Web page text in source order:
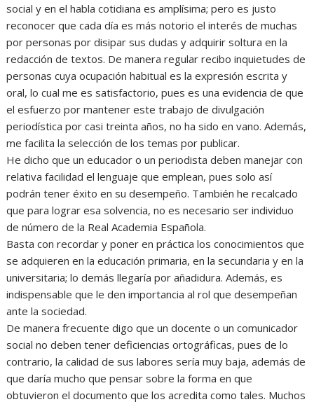
social y en el habla cotidiana es amplísima; pero es justo
reconocer que cada día es más notorio el interés de muchas
por personas por disipar sus dudas y adquirir soltura en la
redacción de textos. De manera regular recibo inquietudes de
personas cuya ocupación habitual es la expresión escrita y
oral, lo cual me es satisfactorio, pues es una evidencia de que
el esfuerzo por mantener este trabajo de divulgación
periodística por casi treinta años, no ha sido en vano. Además,
me facilita la selección de los temas por publicar.
He dicho que un educador o un periodista deben manejar con
relativa facilidad el lenguaje que emplean, pues solo así
podrán tener éxito en su desempeño. También he recalcado
que para lograr esa solvencia, no es necesario ser individuo
de número de la Real Academia Española.
Basta con recordar y poner en práctica los conocimientos que
se adquieren en la educación primaria, en la secundaria y en la
universitaria; lo demás llegaría por añadidura. Además, es
indispensable que le den importancia al rol que desempeñan
ante la sociedad.
De manera frecuente digo que un docente o un comunicador
social no deben tener deficiencias ortográficas, pues de lo
contrario, la calidad de sus labores sería muy baja, además de
que daría mucho que pensar sobre la forma en que
obtuvieron el documento que los acredita como tales. Muchos